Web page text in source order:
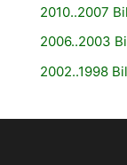
2010..2007
2006..2003
2002..1998